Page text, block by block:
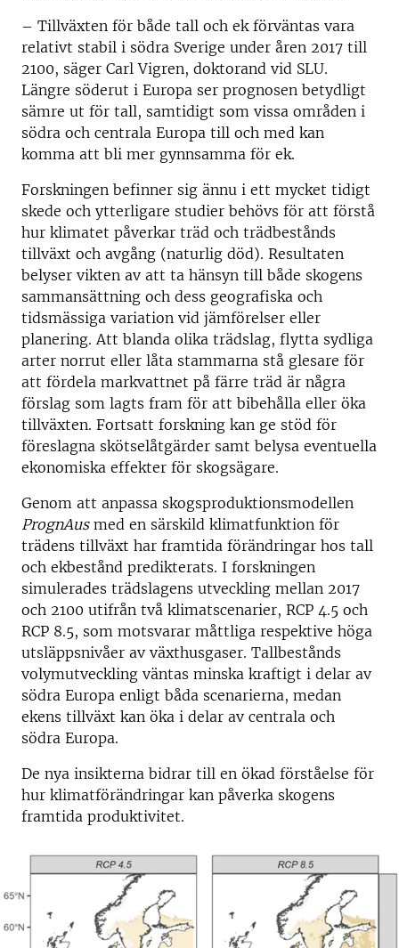
– Tillväxten för både tall och ek förväntas vara
relativt stabil i södra Sverige under åren 2017 till
2100, säger Carl Vigren, doktorand vid SLU.
Längre söderut i Europa ser prognosen betydligt
sämre ut för tall, samtidigt som vissa områden i
södra och centrala Europa till och med kan
komma att bli mer gynnsamma för ek.
Forskningen befinner sig ännu i ett mycket tidigt
skede och ytterligare studier behövs för att förstå
hur klimatet påverkar träd och trädbestånds
tillväxt och avgång (naturlig död). Resultaten
belyser vikten av att ta hänsyn till både skogens
sammansättning och dess geografiska och
tidsmässiga variation vid jämförelser eller
planering. Att blanda olika trädslag, flytta sydliga
arter norrut eller låta stammarna stå glesare för
att fördela markvattnet på färre träd är några
förslag som lagts fram för att bibehålla eller öka
tillväxten. Fortsatt forskning kan ge stöd för
föreslagna skötselåtgärder samt belysa eventuella
ekonomiska effekter för skogsägare.
Genom att anpassa skogsproduktionsmodellen
PrognAus med en särskild klimatfunktion för
trädens tillväxt har framtida förändringar hos tall
och ekbestånd predikterats. I forskningen
simulerades trädslagens utveckling mellan 2017
och 2100 utifrån två klimatscenarier, RCP 4.5 och
RCP 8.5, som motsvarar måttliga respektive höga
utsläppsnivåer av växthusgaser. Tallbestånds
volymutveckling väntas minska kraftigt i delar av
södra Europa enligt båda scenarierna, medan
ekens tillväxt kan öka i delar av centrala och
södra Europa.
De nya insikterna bidrar till en ökad förståelse för
hur klimatförändringar kan påverka skogens
framtida produktivitet.